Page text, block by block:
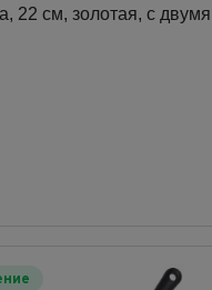
22 см, золотая, с